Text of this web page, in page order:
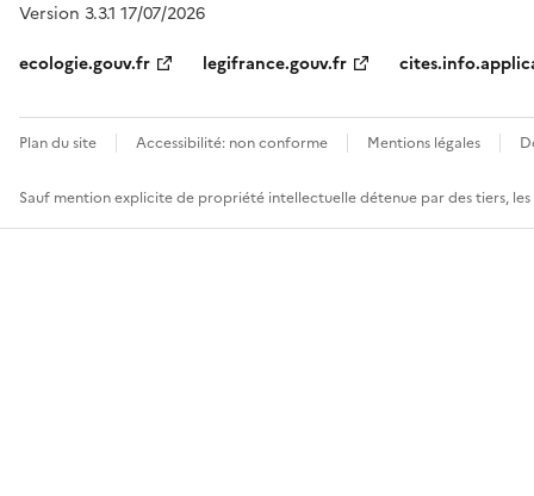
Version 3.3.1 17/07/2026
ecologie.gouv.fr
legifrance.gouv.fr
Plan du site Accessibilité: non conforme Mentions légales
Sauf mention explicite de propriété intellectuelle détenue par des tiers,